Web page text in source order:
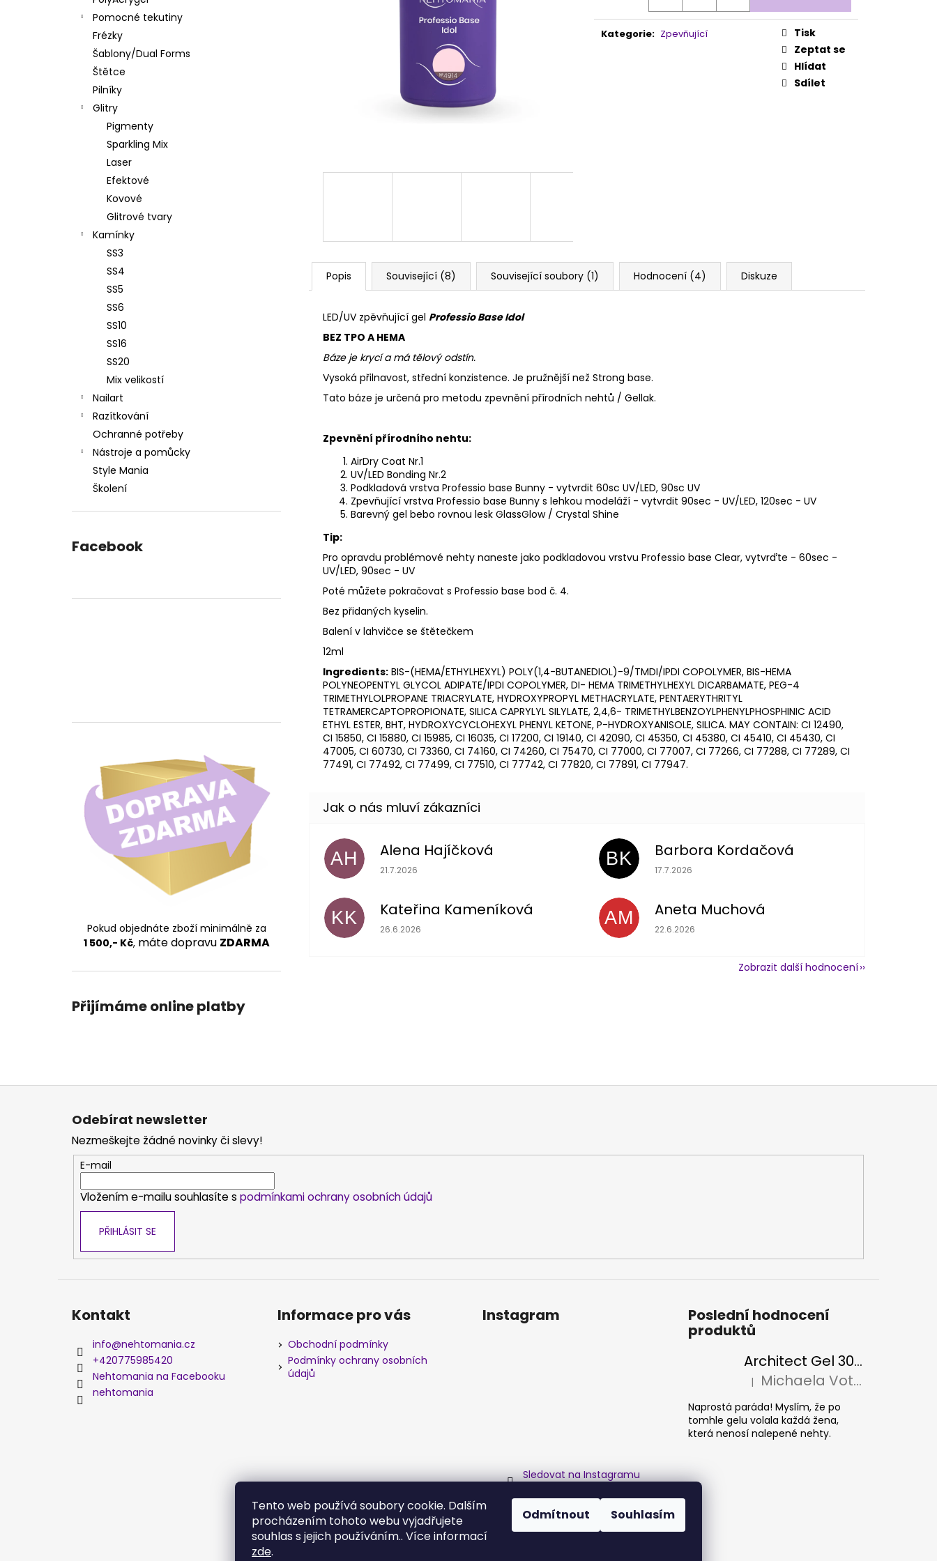
Tento web používá soubory cookie. Dalším
procházením tohoto webu vyjadřujete
souhlas s jejich používáním.. Více informací
zde.
Odmítnout Souhlasím
Pomocné tekutiny
Frézky
Šablony/Dual Forms
Štětce
Pilníky
Glitry
Pigmenty
Sparkling Mix
Laser
Efektové
Kovové
Glitrové tvary
Kamínky
SS3
SS4
SS5
SS6
SS10
SS16
SS20
Mix velikostí
Nailart
Razítkování
Ochranné potřeby
Nástroje a pomůcky
Style Mania
Školení
Facebook
Pokud objednáte zboží minimálně za
1 500,- Kč,máte dopravu ZDARMA
Přijímáme online platby
Kategorie: Zpevňující
Tisk
Zeptat se
Hlídat
Sdílet
Popis Související (8) Související soubory (1) Hodnocení (4) Diskuze
LED/UV zpěvňující gel Professio Base Idol
BEZ TPO A HEMA
Báze je krycí a mátělový odstín.
Vysoká přilnavost, střední konzistence. Je pružnější než Strong base.
Tato báze je určená pro metodu zpevnění přírodních nehtů / Gellak.
Zpevnění přírodního nehtu:
AirDry Coat Nr.1
UV/LED Bonding Nr.2
Podkladová vrstva Professio base Bunny - vytvrdit 60sc UV/LED, 90sc UV
Zpevňující vrstva Professio base Bunny s lehkou modeláží - vytvrdit 90sec - UV/LED, 120sec - UV
Barevný gel bebo rovnou lesk GlassGlow / Crystal Shine
Tip:
Pro opravdu problémové nehty naneste jako podkladovou vrstvu Professio base Clear, vytvrďte - 60sec -
UV/LED, 90sec - UV
Poté můžete pokračovat s Professio base bod č. 4.
Bez přidaných kyselin.
Balení v lahvičce se štětečkem
12ml
Ingredients: BIS-(HEMA/ETHYLHEXYL) POLY(1,4-BUTANEDIOL)-9/TMDI/IPDI COPOLYMER, BIS-HEMA
POLYNEOPENTYL GLYCOL ADIPATE/IPDI COPOLYMER, DI- HEMA TRIMETHYLHEXYL DICARBAMATE, PEG-4
TRIMETHYLOLPROPANE TRIACRYLATE, HYDROXYPROPYL METHACRYLATE, PENTAERYTHRITYL
TETRAMERCAPTOPROPIONATE, SILICA CAPRYLYL SILYLATE, 2,4,6- TRIMETHYLBENZOYLPHENYLPHOSPHINIC ACID
ETHYL ESTER, BHT, HYDROXYCYCLOHEXYL PHENYL KETONE, P-HYDROXYANISOLE, SILICA. MAY CONTAIN: CI 12490,
CI 15850, CI 15880, CI 15985, CI 16035, CI 17200, CI 19140, CI 42090, CI 45350, CI 45380, CI 45410, CI 45430, CI
47005, CI 60730, CI 73360, CI 74160, CI 74260, CI 75470, CI 77000, CI 77007, CI 77266, CI 77288, CI 77289, CI
77491, CI 77492, CI 77499, CI 77510, CI 77742, CI 77820, CI 77891, CI 77947.
AH Alena Hajíčková
Hodnocení obchodu je 5 z 5 hvězdiček.
21.7.2026
BK Barbora Kordačová
Hodnocení obchodu je 5 z 5 hvězdiček.
17.7.2026
KK Kateřina Kameníková
Hodnocení obchodu je 5 z 5 hvězdiček.
26.6.2026
AM Aneta Muchová
Hodnocení obchodu je 5 z 5 hvězdiček.
22.6.2026
Zobrazit další hodnocení
PĚNOVÝ PILNÍK HALFMOON 120/180 1KS
39 Kč
PILNÍK HALFMOON 100/180 1KS
Z
Odebírat newsletter
Nezmeškejte žádné novinky či slevy!
E-mail
Vložením e-mailu souhlasíte s podmínkami ochrany osobních údajů
PŘIHLÁSIT SE
Kontakt
info@nehtomania.cz
+420775985420
Nehtomania na Facebooku
nehtomania
Informace pro vás
Obchodní podmínky
Podmínky ochrany osobních
údajů
Instagram
Sledovat na Instagramu
Poslední hodnocení
produktů
Architect Gel 30ml
Hodnocení produktu je 5 z 5 hvězdiček.
| Michaela Votava
Naprostá paráda! Myslím, že po
tomhle gelu volala každá žena,
která nenosí nalepené nehty.